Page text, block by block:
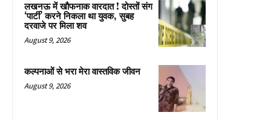
लखनऊ में खौफनाक वारदात ! दोस्तों संग
‘पार्टी’ करने निकला था युवक, सुबह
दरवाजे पर मिला शव
August 9, 2026
कल्पनाओं से भरा मेरा वास्तविक जीवन
August 9, 2026